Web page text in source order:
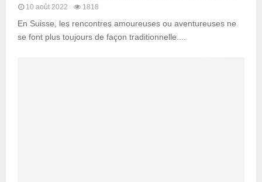
10 août 2022 1818
En Suisse, les rencontres amoureuses ou aventureuses ne
se font plus toujours de façon traditionnelle....